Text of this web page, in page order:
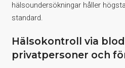
hälsoundersökningar håller
standard.
Hälsokontroll via
privatpersoner och